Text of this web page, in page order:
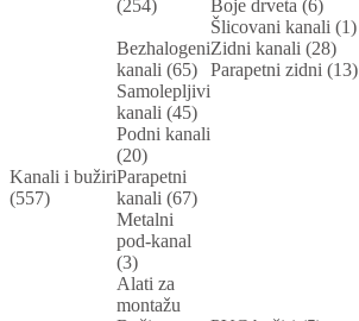
Kanali i bužiri
(557)
(254)
Boje drveta (6)
Šlicovani kanali (1)
Bezhalogeni
kanali (65)
Zidni kanali (28)
Parapetni zidni (13)
Samolepljivi
kanali (45)
Podni kanali
(20)
Parapetni
kanali (67)
Metalni
pod-kanal
(3)
Alati za
montažu